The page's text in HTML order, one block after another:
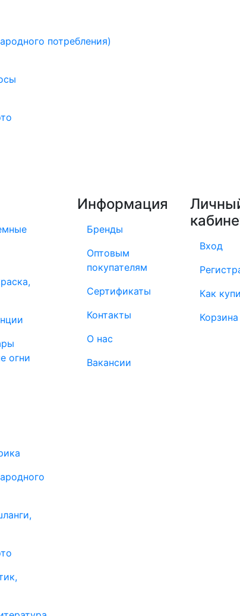
потребления)
огни
Информация
Бренды
Оптовым
покупателям
Сертификаты
Контакты
О нас
Вакансии
Вход
Как
Корзина